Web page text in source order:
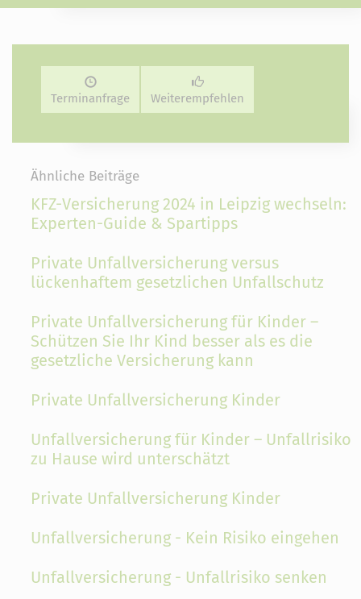
Terminanfrage Weiterempfehlen
Ähnliche Beiträge
KFZ-Versicherung 2024 in Leipzig wechseln:
Experten-Guide & Spartipps
Private Unfallversicherung versus
lückenhaftem gesetzlichen Unfallschutz
Private Unfallversicherung für Kinder –
Schützen Sie Ihr Kind besser als es die
gesetzliche Versicherung kann
Private Unfallversicherung Kinder
Unfallversicherung für Kinder – Unfallrisiko
zu Hause wird unterschätzt
Private Unfallversicherung Kinder
Unfallversicherung - Kein Risiko eingehen
Unfallversicherung - Unfallrisiko senken